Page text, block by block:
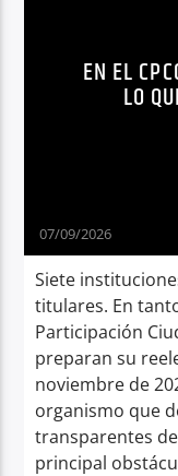
DAVID ROSERO
EN EL
LO
07/09/2026
Siete
titulares. En
Participación
preparan su
noviembre de
organismo que
transparentes
principal